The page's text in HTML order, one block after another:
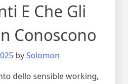
E Che Gli
Conoscono
bySolomon
dello sensible working,